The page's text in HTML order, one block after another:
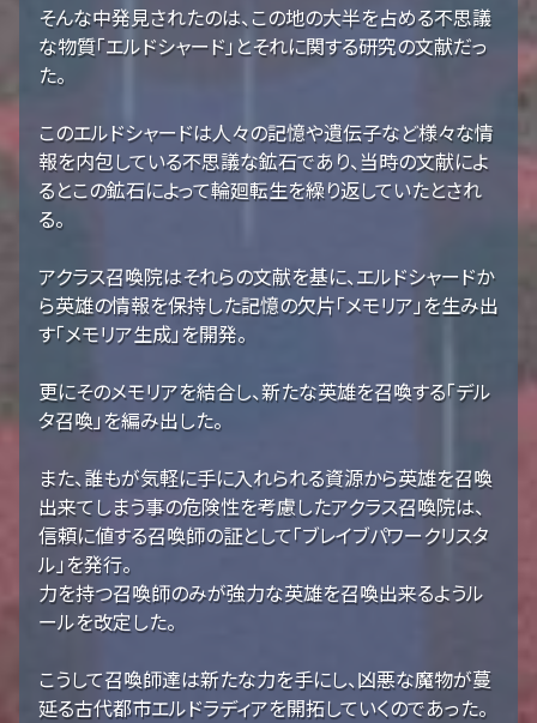
そんな中発見されたのは、この地の大半を占める不思議
な物質「エルドシャード」とそれに関する研究の文献だっ
た。
このエルドシャードは人々の記憶や遺伝子など様々な情
報を内包している不思議な鉱石であり、当時の文献によ
るとこの鉱石によって輪廻転生を繰り返していたとされ
る。
アクラス召喚院はそれらの文献を基に、エルドシャードか
ら英雄の情報を保持した記憶の欠片「メモリア」を生み出
す「メモリア生成」を開発。
更にそのメモリアを結合し、新たな英雄を召喚する「デル
タ召喚」を編み出した。
また、誰もが気軽に手に入れられる資源から英雄を召喚
出来てしまう事の危険性を考慮したアクラス召喚院は、
信頼に値する召喚師の証として「ブレイブパワークリスタ
ル」を発行。
力を持つ召喚師のみが強力な英雄を召喚出来るようル
ールを改定した。
こうして召喚師達は新たな力を手にし、凶悪な魔物が蔓
延る古代都市エルドラディアを開拓していくのであった。